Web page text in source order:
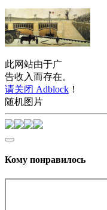
此网站由于广
告收入而存在。
请关闭 Adblock ！
随机图片
Кому понравилось